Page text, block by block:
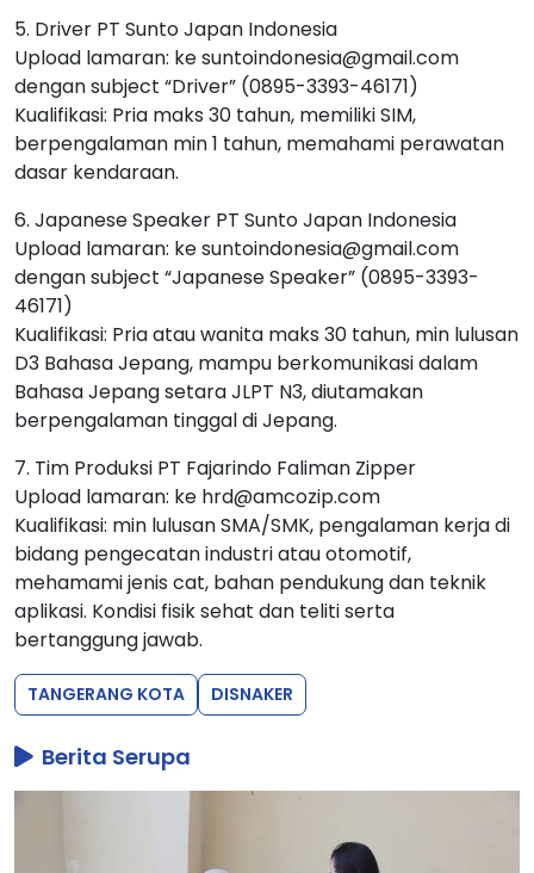
5. Driver PT Sunto Japan Indonesia
Upload lamaran: ke suntoindonesia@gmail.com
dengan subject “Driver” (0895-3393-46171)
Kualifikasi: Pria maks 30 tahun, memiliki SIM,
berpengalaman min 1 tahun, memahami perawatan
dasar kendaraan.
6. Japanese Speaker PT Sunto Japan Indonesia
Upload lamaran: ke suntoindonesia@gmail.com
dengan subject “Japanese Speaker” (0895-3393-
46171)
Kualifikasi: Pria atau wanita maks 30 tahun, min lulusan
D3 Bahasa Jepang, mampu berkomunikasi dalam
Bahasa Jepang setara JLPT N3, diutamakan
berpengalaman tinggal di Jepang.
7. Tim Produksi PT Fajarindo Faliman Zipper
Upload lamaran: ke hrd@amcozip.com
Kualifikasi: min lulusan SMA/SMK, pengalaman kerja di
bidang pengecatan industri atau otomotif,
mehamami jenis cat, bahan pendukung dan teknik
aplikasi. Kondisi fisik sehat dan teliti serta
bertanggung jawab.
TANGERANG KOTA DISNAKER
Berita Serupa